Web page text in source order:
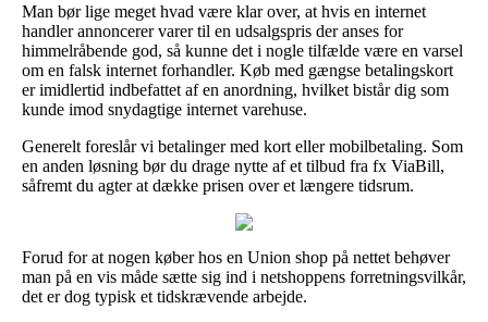
Man bør lige meget hvad være klar over, at hvis en internet
handler annoncerer varer til en udsalgspris der anses for
himmelråbende god, så kunne det i nogle tilfælde være en varsel
om en falsk internet forhandler. Køb med gængse betalingskort
er imidlertid indbefattet af en anordning, hvilket bistår dig som
kunde imod snydagtige internet varehuse.
Generelt foreslår vi betalinger med kort eller mobilbetaling. Som
en anden løsning bør du drage nytte af et tilbud fra fx ViaBill,
såfremt du agter at dække prisen over et længere tidsrum.
Forud for at nogen køber hos en Union shop på nettet behøver
man på en vis måde sætte sig ind i netshoppens forretningsvilkår,
det er dog typisk et tidskrævende arbejde.